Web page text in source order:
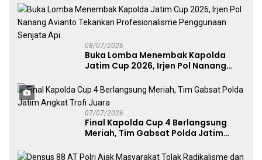
Publik
08/07/2026
Buka Lomba Menembak Kapolda
Jatim Cup 2026, Irjen Pol Nanang
Penggunaan Senjata Api
07/07/2026
Final Kapolda Cup 4 Berlangsung
Meriah, Tim Gabsat Polda Jatim